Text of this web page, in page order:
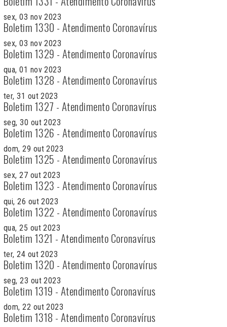
sex, 03 nov 2023
Boletim 1330 - Atendimento Coronavírus
sex, 03 nov 2023
Boletim 1329 - Atendimento Coronavírus
qua, 01 nov 2023
Boletim 1328 - Atendimento Coronavírus
ter, 31 out 2023
Boletim 1327 - Atendimento Coronavírus
seg, 30 out 2023
Boletim 1326 - Atendimento Coronavírus
dom, 29 out 2023
Boletim 1325 - Atendimento Coronavírus
sex, 27 out 2023
Boletim 1323 - Atendimento Coronavírus
qui, 26 out 2023
Boletim 1322 - Atendimento Coronavírus
qua, 25 out 2023
Boletim 1321 - Atendimento Coronavírus
ter, 24 out 2023
Boletim 1320 - Atendimento Coronavírus
seg, 23 out 2023
Boletim 1319 - Atendimento Coronavírus
dom, 22 out 2023
Boletim 1318 - Atendimento Coronavírus